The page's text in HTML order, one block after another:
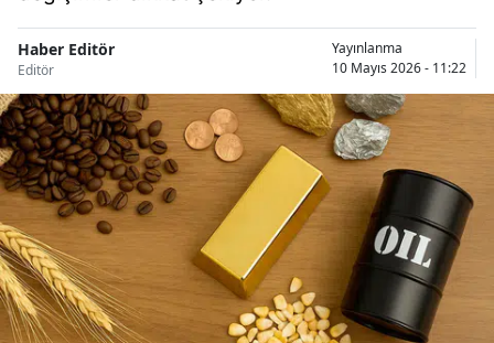
Bilecik
Bingöl
Burdur
Bursa
Çanakkale
Haber Editör
Editör
Yayınlanma
10 Mayıs 2026 - 11:22